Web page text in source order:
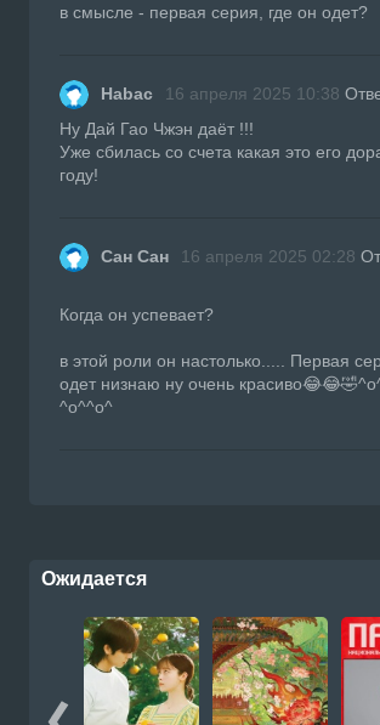
в смысле - первая серия, где он одет?
Habac 16 апреля 2025 10:38
Ну Дай Гао Чжэн даёт !!!
Уже сбилась со счета какая это его
году!
Сан Сан 16 апреля 2025 02:28
Когда он успевает?
в этой роли он настолько..... Первая
одет низнаю ну очень
^o^^o^
Ожидается